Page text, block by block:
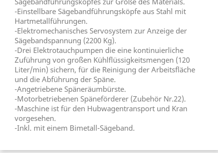
-Einstellbare Sägebandführungsköpfe aus Stahl mit
Hartmetallführungen.
-Elektromechanisches Servosystem zur Anzeige der
Sägebandspannung (2200 Kg).
-Drei Elektrotauchpumpen die eine kontinuierliche
Zuführung von großen Kühlflüssigkeitsmengen (120
Liter/min) sichern, für die Reinigung der Arbeitsfläche
und die Abführung der Späne.
-Angetriebene Späneräumbürste.
-Motorbetriebenen Späneförderer (Zubehör Nr.22).
-Maschine ist für den Hubwagentransport und Kran
vorgesehen.
-Inkl. mit einem Bimetall-Sägeband.